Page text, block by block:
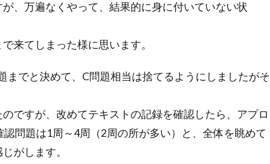
、万遍なくやって、結果的に身に付いていない状
来てしまった様に思います。
までと決めて、C問題相当は捨てるようにしましたがそ
ですが、改めてテキストの記録を確認したら、アプロ
問題は1周～4周（2周の所が多い）と、全体を眺めて
がします。